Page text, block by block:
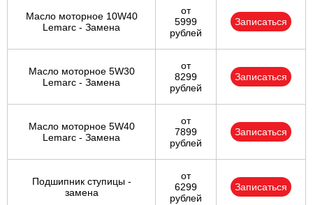
Масло моторное 10W40
Lemarc - Замена
от
5999
рублей
Записаться
Масло моторное 5W30
Lemarc - Замена
от
8299
рублей
Записаться
Масло моторное 5W40
Lemarc - Замена
от
7899
рублей
Записаться
Подшипник ступицы -
замена
от
6299
рублей
Записаться